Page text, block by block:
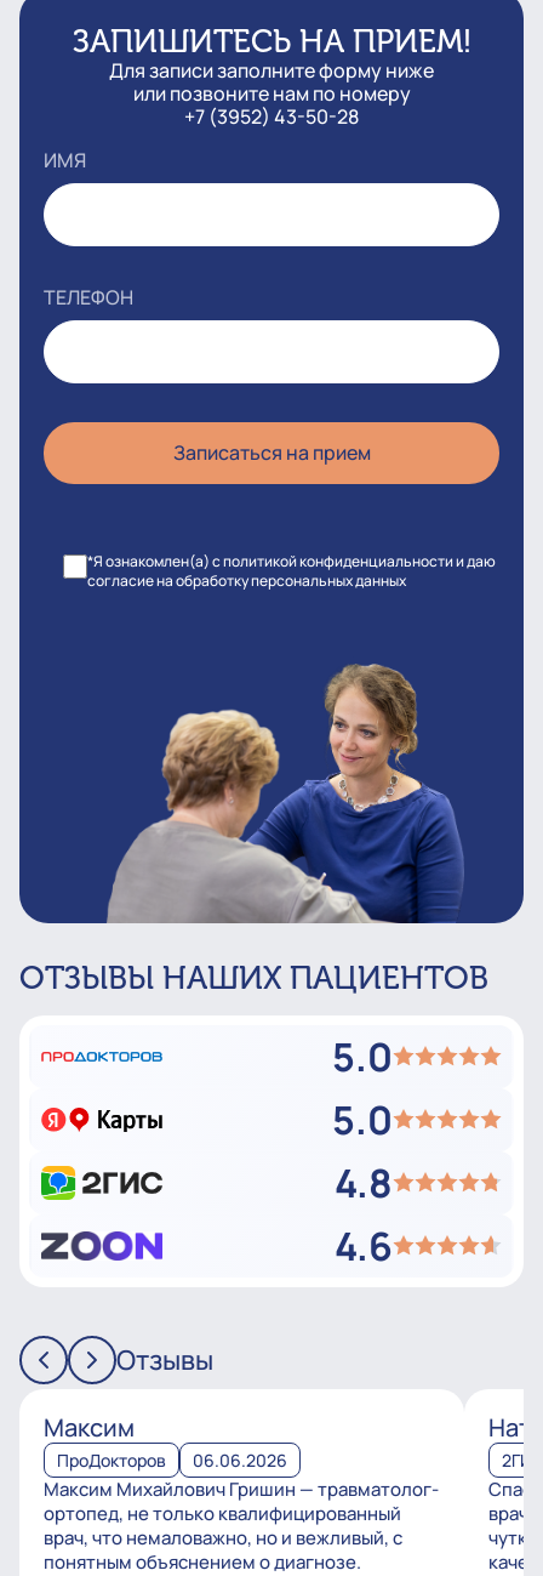
ЗАПИШИТЕСЬ НА ПРИЕМ!
Для записи заполните форму ниже
или позвоните нам по номеру
+7 (3952) 43-50-28
ИМЯ
ТЕЛЕФОН
*Я ознакомлен(а) с политикой конфиденциальности и даю
согласие на обработку персональных данных
ОТЗЫВЫ НАШИХ ПАЦИЕНТОВ
5.0
5.0
4.8
4.6
Отзывы
Максим
ПроДокторов 06.06.2026
Максим Михайлович Гришин — травматолог-
ортопед, не только квалифицированный
врач, что немаловажно, но и вежливый, с
понятным объяснением о диагнозе.